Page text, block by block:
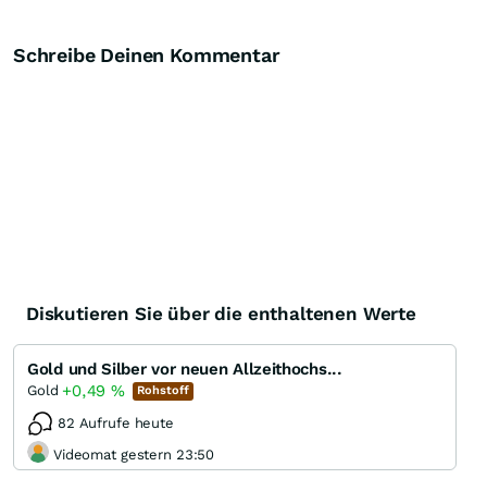
Schreibe Deinen Kommentar
Diskutieren Sie über die enthaltenen Werte
Gold und Silber vor neuen Allzeithochs...
Gold +0,49 % Rohstoff
82 Aufrufe heute
Videomat gestern 23:50